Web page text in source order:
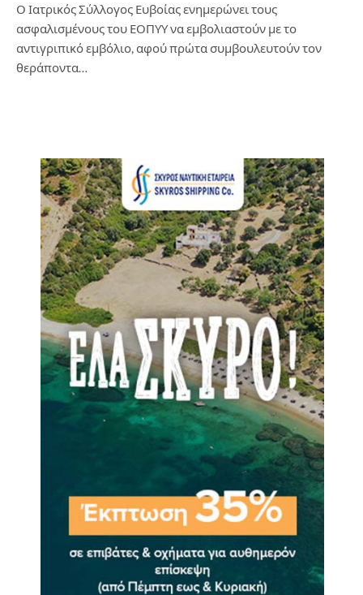
Ο Ιατρικός Σύλλογος Ευβοίας ενημερώνει τους
ασφαλισμένους του ΕΟΠΥΥ να εμβολιαστούν με το
αντιγριπικό εμβόλιο, αφού πρώτα συμβουλευτούν τον
θεράποντα…